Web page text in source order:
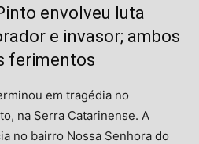
envolveu luta
e invasor; ambos
ferimentos
em tragédia no
, na Serra Catarinense. A
no bairro Nossa Senhora do